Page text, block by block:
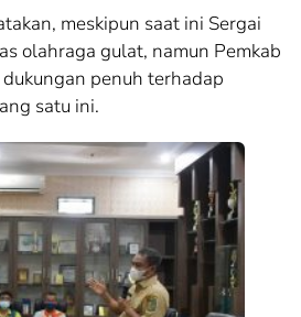
meskipun saat ini Sergai
olahraga gulat, namun Pemkab
penuh terhadap
satu ini.